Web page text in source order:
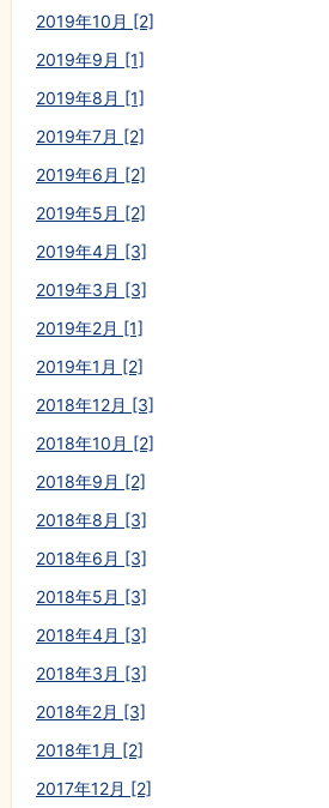
2019年10月 [2]
2019年9月 [1]
2019年8月 [1]
2019年7月 [2]
2019年6月 [2]
2019年5月 [2]
2019年4月 [3]
2019年3月 [3]
2019年2月 [1]
2019年1月 [2]
2018年12月 [3]
2018年10月 [2]
2018年9月 [2]
2018年8月 [3]
2018年6月 [3]
2018年5月 [3]
2018年4月 [3]
2018年3月 [3]
2018年2月 [3]
2018年1月 [2]
2017年12月 [2]